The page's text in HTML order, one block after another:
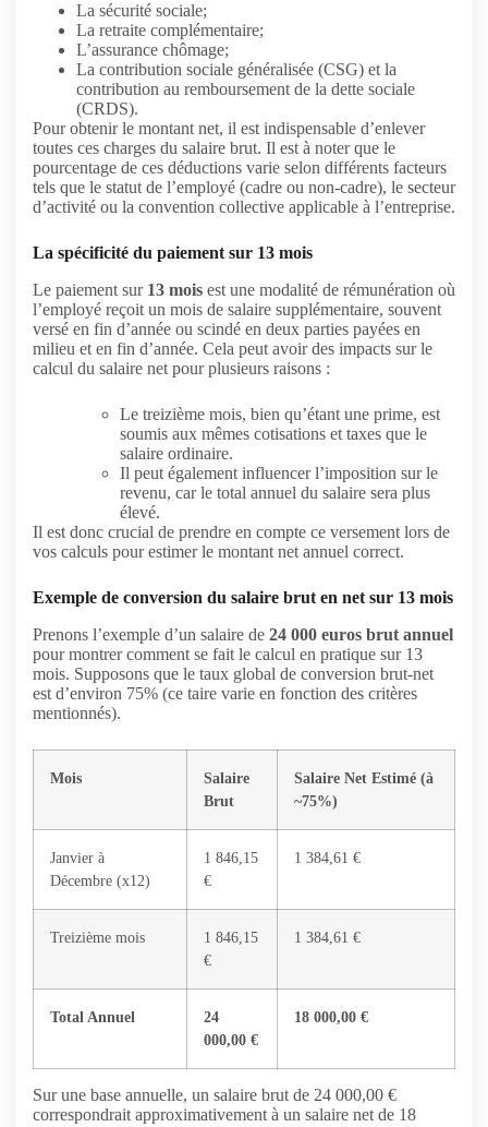
La sécurité sociale;
La retraite complémentaire;
L’assurance chômage;
La contribution sociale généralisée (CSG) et la
contribution au remboursement de la dette sociale
(CRDS).
Pour obtenir le montant net, il est indispensable d’enlever
toutes ces charges du salaire brut. Il est à noter que le
pourcentage de ces déductions varie selon différents facteurs
tels que le statut de l’employé (cadre ou non-cadre), le secteur
d’activité ou la convention collective applicable à l’entreprise.
La spécificité du paiement sur 13 mois
Le paiement sur 13 mois est une modalité de rémunération où
l’employé reçoit un mois de salaire supplémentaire, souvent
versé en fin d’année ou scindé en deux parties payées en
milieu et en fin d’année. Cela peut avoir des impacts sur le
calcul du salaire net pour plusieurs raisons :
Le treizième mois, bien qu’étant une prime, est
soumis aux mêmes cotisations et taxes que le
salaire ordinaire.
Il peut également influencer l’imposition sur le
revenu, car le total annuel du salaire sera plus
élevé.
Il est donc crucial de prendre en compte ce versement lors de
vos calculs pour estimer le montant net annuel correct.
Exemple de conversion du salaire brut en net sur 13 mois
Prenons l’exemple d’un salaire de 24 000 euros brut annuel
pour montrer comment se fait le calcul en pratique sur 13
mois. Supposons que le taux global de conversion brut-net
est d’environ 75% (ce taire varie en fonction des critères
mentionnés).
Mois
Salaire
Brut
Salaire Net Estimé (à
~75%)
Janvier à
Décembre (x12)
1 846,15
€
1 384,61 €
Treizième mois
1 846,15
€
1 384,61 €
Total Annuel
24
000,00 €
18 000,00 €
Sur une base annuelle, un salaire brut de 24 000,00 €
correspondrait approximativement à un salaire net de 18